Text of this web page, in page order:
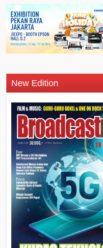
New Edition